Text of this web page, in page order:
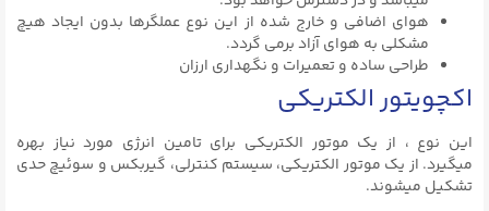
هوای اضافی و خارج شده از این نوع عملگرها بدون ایجاد هیچ
مشکلی به هوای آزاد برمی گردد.
طراحی ساده و تعمیرات و نگهداری ارزان
اکچویتور الکتریکی
این نوع ، از یک موتور الکتریکی برای تامین انرژی مورد نیاز بهره
میگیرد. از یک موتور الکتریکی، سیستم کنترلی، گیربکس و سوئیچ حدی
تشکیل میشوند.